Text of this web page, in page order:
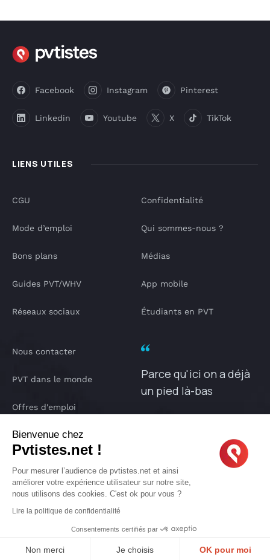
Facebook Instagram Pinterest
Linkedin Youtube X TikTok
LIENS UTILES
CGU
Mode d’emploi
Bons plans
Guides PVT/WHV
Réseaux sociaux
Confidentialité
Qui sommes-nous ?
Médias
App mobile
Étudiants en PVT
Nous contacter
PVT dans le monde
Offres d'emploi
Notre Podcast
Parce qu'ici on a déjà
un pied là-bas
PVTISTES.NET
Copyright © 2005-2026 PVTISTES.NET
Bienvenue chez
Pvtistes.net !
Pour mesurer l’audience de pvtistes.net et ainsi
améliorer votre expérience utilisateur sur notre site,
nous utilisons des cookies. C'est ok pour vous ?
Lire la politique de confidentialité
Consentements certifiés par
Non merci Je choisis OK pour moi